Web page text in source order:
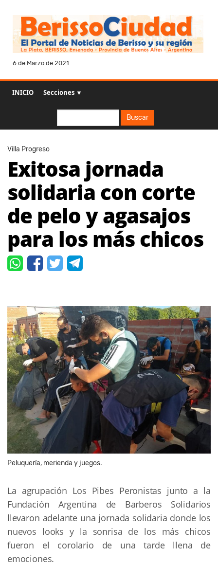
6 de Marzo de 2021
INICIO Secciones ▼
Buscar
Villa Progreso
Exitosa jornada
solidaria con corte
de pelo y agasajos
para los más chicos
Peluquería, merienda y juegos.
La agrupación Los Pibes Peronistas junto a la
Fundación Argentina de Barberos Solidarios
llevaron adelante una jornada solidaria donde los
nuevos looks y la sonrisa de los más chicos
fueron el corolario de una tarde llena de
emociones.